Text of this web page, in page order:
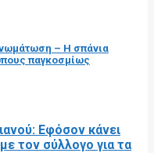
– Η σπάνια
παγκοσμίως
Εφόσον κάνει
τον σύλλογο για τα